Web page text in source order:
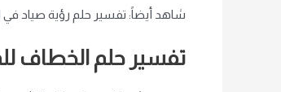
شاهد أيضاً: تفسير حلم رؤية صياد في
تفسير حلم الخطاف